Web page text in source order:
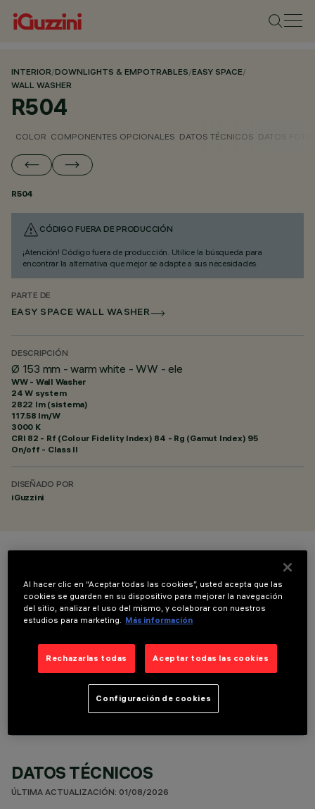
INTERIOR/DOWNLIGHTS & EMPOTRABLES/EASY SPACE/
WALL WASHER
R504
COLOR COMPONENTES OPCIONALES DATOS TÉCNICOS DATOS
R504
CÓDIGO FUERA DE PRODUCCIÓN
¡Atención! Código fuera de producción. Utilice la búsqueda para
encontrar la alternativa que mejor se adapte a sus necesidades.
PARTE DE
EASY SPACE WALL WASHER
DESCRIPCIÓN
Ø 153 mm - warm white - WW - ele
WW - Wall Washer
24 W system
2822 lm (sistema)
117.58 lm/W
3000 K
CRI 82 - Rf (Colour Fidelity Index) 84 - Rg (Gamut Index) 95
On/off - Class II
DISEÑADO POR
iGuzzini
COMPONENTES OPCIONALES
DATOS TÉCNICOS
ÚLTIMA ACTUALIZACIÓN: 01/08/2026
Al hacer clic en “Aceptar todas las cookies”, usted acepta que las
cookies se guarden en su dispositivo para mejorar la navegación
del sitio, analizar el uso del mismo, y colaborar con nuestros
estudios para marketing.
Más información
Rechazarlas todas Aceptar todas las cookies
Configuración de cookies